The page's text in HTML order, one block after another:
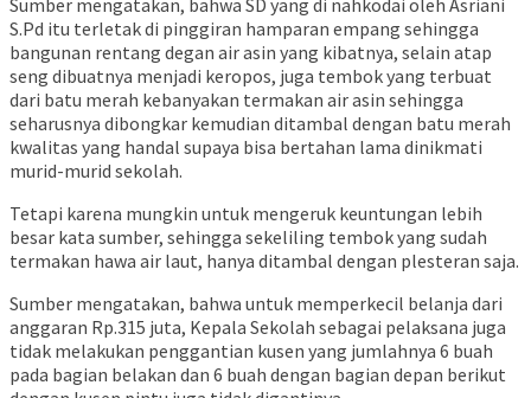
Sumber mengatakan, bahwa SD yang di nahkodai oleh Asriani
S.Pd itu terletak di pinggiran hamparan empang sehingga
bangunan rentang degan air asin yang kibatnya, selain atap
seng dibuatnya menjadi keropos, juga tembok yang terbuat
dari batu merah kebanyakan termakan air asin sehingga
seharusnya dibongkar kemudian ditambal dengan batu merah
kwalitas yang handal supaya bisa bertahan lama dinikmati
murid-murid sekolah.
Tetapi karena mungkin untuk mengeruk keuntungan lebih
besar kata sumber, sehingga sekeliling tembok yang sudah
termakan hawa air laut, hanya ditambal dengan plesteran saja.
Sumber mengatakan, bahwa untuk memperkecil belanja dari
anggaran Rp.315 juta, Kepala Sekolah sebagai pelaksana juga
tidak melakukan penggantian kusen yang jumlahnya 6 buah
pada bagian belakan dan 6 buah dengan bagian depan berikut